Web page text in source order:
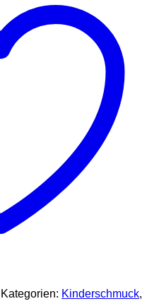
Kategorien: Kinderschmuck,